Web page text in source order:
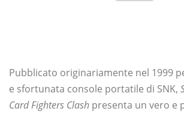
Pubblicato originariamente nel 1999
e sfortunata console portatile di SNK,
Card Fighters Clash presenta un vero e